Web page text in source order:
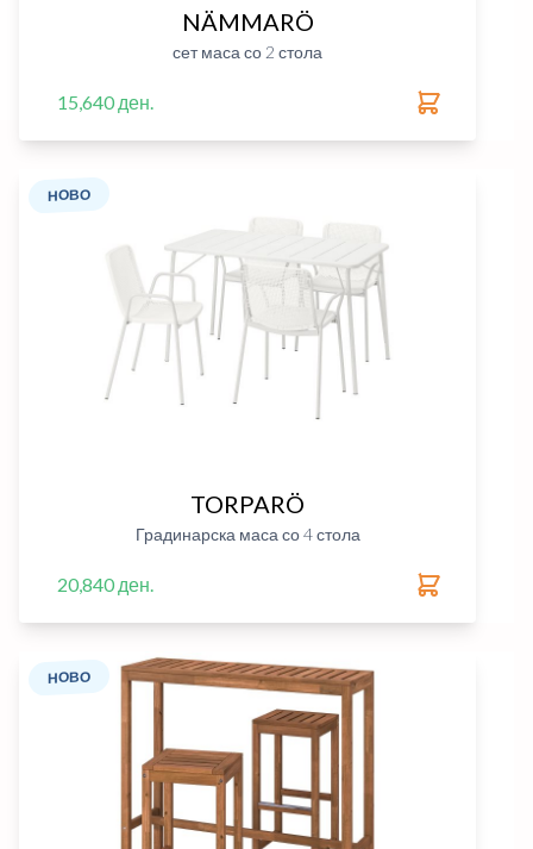
NÄMMARÖ
сет маса со 2 стола
15,640 ден.
НОВО
TORPARÖ
Градинарска маса со 4 стола
20,840 ден.
НОВО